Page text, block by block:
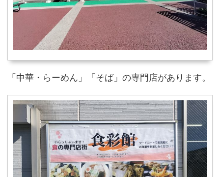
「中華・らーめん」「そば」の専門店があります。